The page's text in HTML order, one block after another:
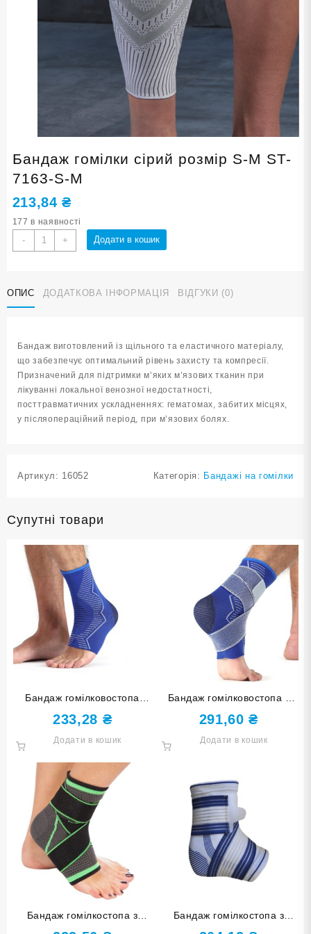
Бандаж гомілки сірий розмір S-M ST-
7163-S-M
213,84₴
177 в наявності
-
Бандаж
гомілки
S-
M
S-
+ Додати в кошик
ОПИС ДОДАТКОВА ІНФОРМАЦІЯ ВІДГУКИ (0)
Бандаж виготовлений із щільного та еластичного матеріалу,
що забезпечує оптимальний рівень захисту та компресії.
Призначений для підтримки м’яких м’язових тканин при
лікуванні локальної венозної недостатності,
посттравматичних ускладненнях: гематомах, забитих місцях,
у післяопераційний період, при м’язових болях.
Артикул: 16052 Категорія: Бандажі на гомілки
Супутні товари
Бандаж гомілковостопа
синій розмір L-XL ST-7024-
L-XL
233,28 ₴
Додати в кошик
Бандаж гомілковостопа з
бинтом синій розмір L-XL
ST-7025-L-XL
291,60₴
Додати в кошик
Бандаж гомілкостопа з
бинтом чорно-зелений
Бандаж гомілкостопа з
бинтом біло-синій 860